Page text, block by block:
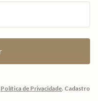
Política de Privacidade. Cadastro